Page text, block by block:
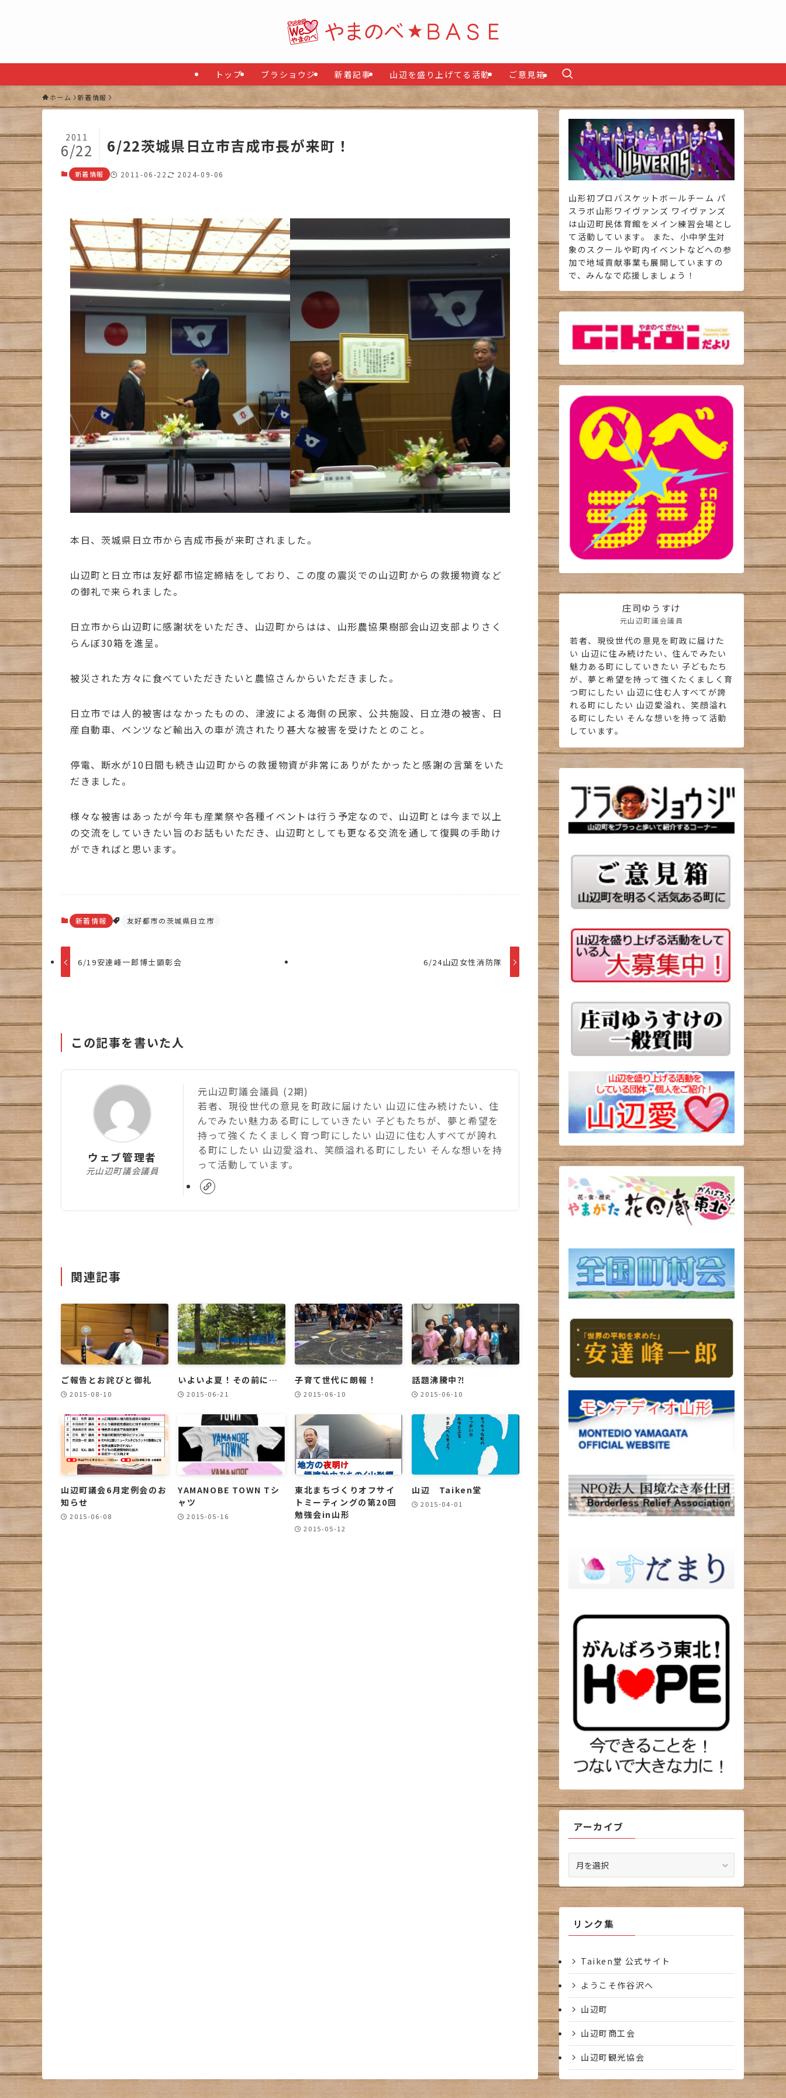
トップ ブラショウジ 新着記事 山辺を盛り上げてる活動 ご意見箱
ホーム 新着情報
6/22茨城県日立市吉成市長が来町！
2011
6/22
新着情報 2011-06-22 2024-09-06
本日、茨城県日立市から吉成市長が来町されました。
山辺町と日立市は友好都市協定締結をしており、この度の震災での山辺町からの救援物資など
の御礼で来られました。
日立市から山辺町に感謝状をいただき、山辺町からはは、山形農協果樹部会山辺支部よりさく
らんぼ30箱を進呈。
被災された方々に食べていただきたいと農協さんからいただきました。
日立市では人的被害はなかったものの、津波による海側の民家、公共施設、日立港の被害、日
産自動車、ベンツなど輸出入の車が流されたり甚大な被害を受けたとのこと。
停電、断水が10日間も続き山辺町からの救援物資が非常にありがたかったと感謝の言葉をいた
だきました。
様々な被害はあったが今年も産業祭や各種イベントは行う予定なので、山辺町とは今まで以上
の交流をしていきたい旨のお話もいただき、山辺町としても更なる交流を通して復興の手助け
ができればと思います。
新着情報 友好都市の茨城県日立市
6/19安達峰一郎博士顕彰会 6/24山辺女性消防隊
この記事を書いた人
ウェブ管理者
元山辺町議会議員
元山辺町議会議員 (2期)
若者、現役世代の意見を町政に届けたい 山辺に住み続けたい、住
んでみたい魅力ある町にしていきたい 子どもたちが、夢と希望を
持って強くたくましく育つ町にしたい 山辺に住む人すべてが誇れ
る町にしたい 山辺愛溢れ、笑顔溢れる町にしたい そんな想いを持
って活動しています。
関連記事
ご報告とお詫びと御礼
2015-08-10
いよいよ夏！その前に…
2015-06-21
子育て世代に朗報！
2015-06-10
話題沸騰中⁈
2015-06-10
山辺町議会6月定例会のお
知らせ
2015-06-08
YAMANOBE TOWN Tシ
ャツ
2015-05-16
東北まちづくりオフサイ
トミーティングの第20回
勉強会in山形
2015-05-12
山辺 Taiken堂
2015-04-01
山形初プロバスケットボールチーム パ
スラボ山形ワイヴァンズ ワイヴァンズ
は山辺町民体育館をメイン練習会場とし
て活動しています。 また、小中学生対
象のスクールや町内イベントなどへの参
加で地域貢献事業も展開していますの
で、みんなで応援しましょう！
庄司ゆうすけ
元山辺町議会議員
若者、現役世代の意見を町政に届けた
い 山辺に住み続けたい、住んでみたい
魅力ある町にしていきたい 子どもたち
が、夢と希望を持って強くたくましく育
つ町にしたい 山辺に住む人すべてが誇
れる町にしたい 山辺愛溢れ、笑顔溢れ
る町にしたい そんな想いを持って活動
しています。
アーカイブ
ー
カ
ブ
リンク集
Taiken堂 公式サイト
ようこそ作谷沢へ
山辺町
山辺町商工会
山辺町観光協会